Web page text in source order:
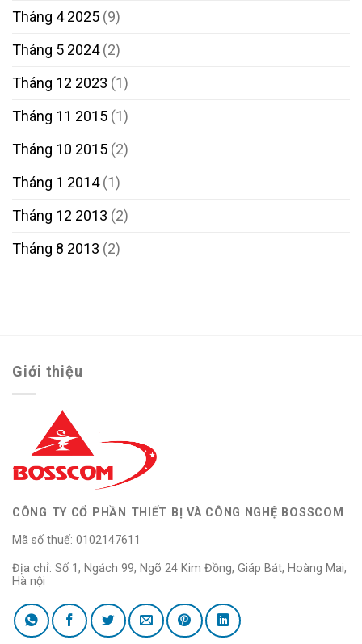
Tháng 4 2025 (9)
Tháng 5 2024(2)
Tháng 12 2023 (1)
Tháng 11 2015 (1)
Tháng 10 2015 (2)
Tháng 1 2014(1)
Tháng 12 2013 (2)
Tháng 8 2013 (2)
Giới thiệu
CÔNG TY CỔ PHẦN THIẾT BỊ VÀ CÔNG NGHỆ BOSSCOM
Mã số thuế: 0102147611
Địa chỉ: Số 1, Ngách 99, Ngõ 24 Kim Đồng, Giáp Bát, Hoàng Mai,
Hà nội